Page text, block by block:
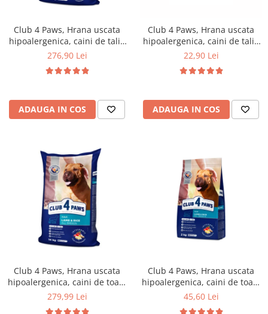
Club 4 Paws, Hrana uscata
hipoalergenica, caini de talie
mica, miel si orez, 14kg
276,90 Lei
ADAUGA IN COS
Club 4 Paws, Hrana uscata
hipoalergenica, caini de talie
mica, miel si orez, 900g
22,90 Lei
ADAUGA IN COS
Club 4 Paws, Hrana uscata
hipoalergenica, caini de toate
rasele, miel si orez, 14kg
279,99 Lei
Club 4 Paws, Hrana uscata
hipoalergenica, caini de toate
rasele, miel si orez, 2kg
45,60 Lei